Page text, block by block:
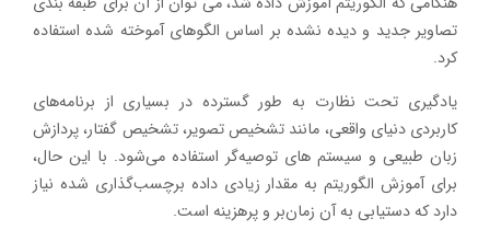
تصاویر جدید و دیده نشده بر اساس الگوهای آموخته شده استفاده
کرد.
یادگیری تحت نظارت به طور گسترده در بسیاری از برنامه‌های
کاربردی دنیای واقعی، مانند تشخیص تصویر، تشخیص گفتار، پردازش
زبان طبیعی و سیستم های توصیه‌گر استفاده می‌شود. با این حال،
برای آموزش الگوریتم به مقدار زیادی داده برچسب‌گذاری شده نیاز
دارد که دستیابی به آن زمان‌بر و پرهزینه است.